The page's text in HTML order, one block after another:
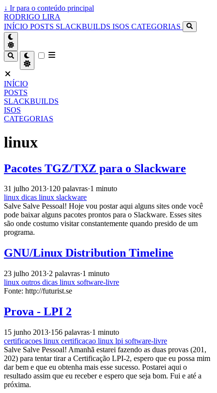
↓ Ir para o conteúdo principal
RODRIGO LIRA
INÍCIO POSTS SLACKBUILDS ISOS CATEGORIAS
INÍCIO
POSTS
SLACKBUILDS
ISOS
CATEGORIAS
linux
Pacotes TGZ/TXZ para o Slackware
31 julho 2013·120 palavras·1 minuto
linux dicas linux slackware
Salve Salve Pessoal! Hoje vou postar aqui alguns sites onde você
pode baixar alguns pacotes prontos para o Slackware. Esses sites
são onde costumo visitar constantemente quando presido de um
programa.
GNU/Linux Distribution Timeline
23 julho 2013·2 palavras·1 minuto
linux outros dicas linux software-livre
Fonte: http://futurist.se
Prova - LPI 2
15 junho 2013·156 palavras·1 minuto
certificacoes linux certificacao linux lpi software-livre
Salve Salve Pessoal! Amanhã estarei fazendo as duas provas (201,
202) para tentar tirar a Certificação LPI-2, espero que eu possa mim
dar bem e que eu obtenha mais esse sucesso. Postarei aqui o
resultado assim que eu receber e espero que seja bom. Fui e até a
próxima.